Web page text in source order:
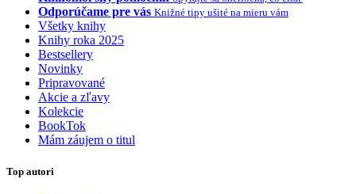
Odporúčame pre vás Knižné tipy ušité na mieru vám
Všetky knihy
Knihy roka 2025
Bestsellery
Novinky
Pripravované
Akcie a zľavy
Kolekcie
BookTok
Mám záujem o titul
Top autori